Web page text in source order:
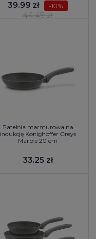
39.99 zł -10%
44.49 zł
Patelnia marmurowa na
indukcję Konighoffer Greys
Marble 20 cm
33.25 zł